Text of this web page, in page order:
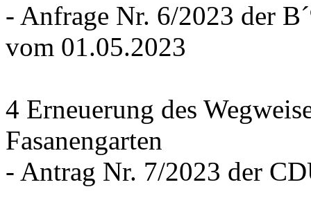
- Anfrage Nr. 6/2023 der
vom 01.05.2023
4 Erneuerung des
Fasanengarten
- Antrag Nr. 7/2023 der